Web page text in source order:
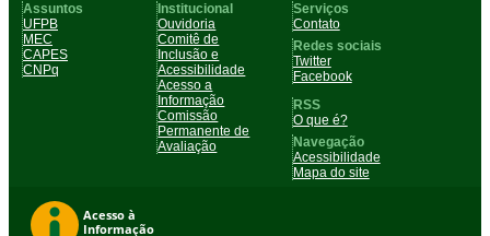
Assuntos
UFPB
MEC
CAPES
CNPq
Institucional
Ouvidoria
Comitê de
Inclusão e
Acessibilidade
Acesso a
Informação
Comissão
Permanente de
Avaliação
Serviços
Contato
Redes sociais
Twitter
Facebook
RSS
O que é?
Navegação
Acessibilidade
Mapa do site